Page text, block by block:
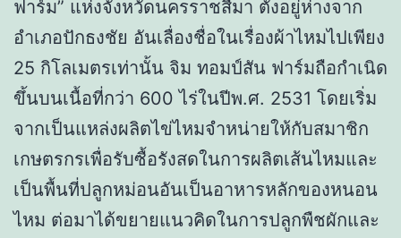
ฟาร์ม” แห่งจังหวัดนครราชสีมา ตั้งอยู่ห่างจาก
อำเภอปักธงชัย อันเลื่องชื่อในเรื่องผ้าไหมไปเพียง
25 กิโลเมตรเท่านั้น จิม ทอมป์สัน ฟาร์มถือกำเนิด
ขึ้นบนเนื้อที่กว่า 600 ไร่ในปีพ.ศ. 2531 โดยเริ่ม
จากเป็นแหล่งผลิตไข่ไหมจำหน่ายให้กับสมาชิก
เกษตรกรเพื่อรับซื้อรังสดในการผลิตเส้นไหมและ
เป็นพื้นที่ปลูกหม่อนอันเป็นอาหารหลักของหนอน
ไหม ต่อมาได้ขยายแนวคิดในการปลูกพืชผักและ